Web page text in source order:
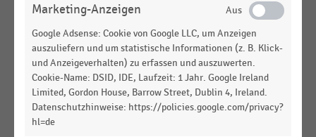
Aktuelle zusätzliche Funktionen bedienter
Kassensysteme im deutschsprachigen Handel
(2026)
DEUTSCHSPRACHIGER EINZELHANDEL|STATISTIK
Kauf oder Leasing von Kassenhardware im
deutschsprachigen Handel (2026)
Marketing-Anzeigen
Google Adsense: Cookie von Google LLC, um Anzeigen
auszuliefern und um statistische Informationen (z. B. Klick-
und Anzeigeverhalten) zu erfassen und auszuwerten.
Cookie-Name: DSID, IDE, Laufzeit: 1 Jahr. Google Ireland
Limited, Gordon House, Barrow Street, Dublin 4, Ireland.
Datenschutzhinweise: https://policies.google.com/privacy?
hl=de